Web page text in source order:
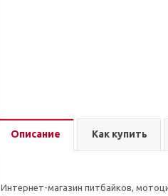
Описание Как купить
Интернет-магазин питбайков,